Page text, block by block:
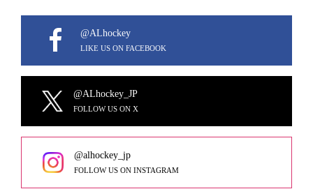
@ALhockey
LIKE US ON FACEBOOK
@ALhockey_JP
FOLLOW US ON X
@alhockey_jp
FOLLOW US ON INSTAGRAM